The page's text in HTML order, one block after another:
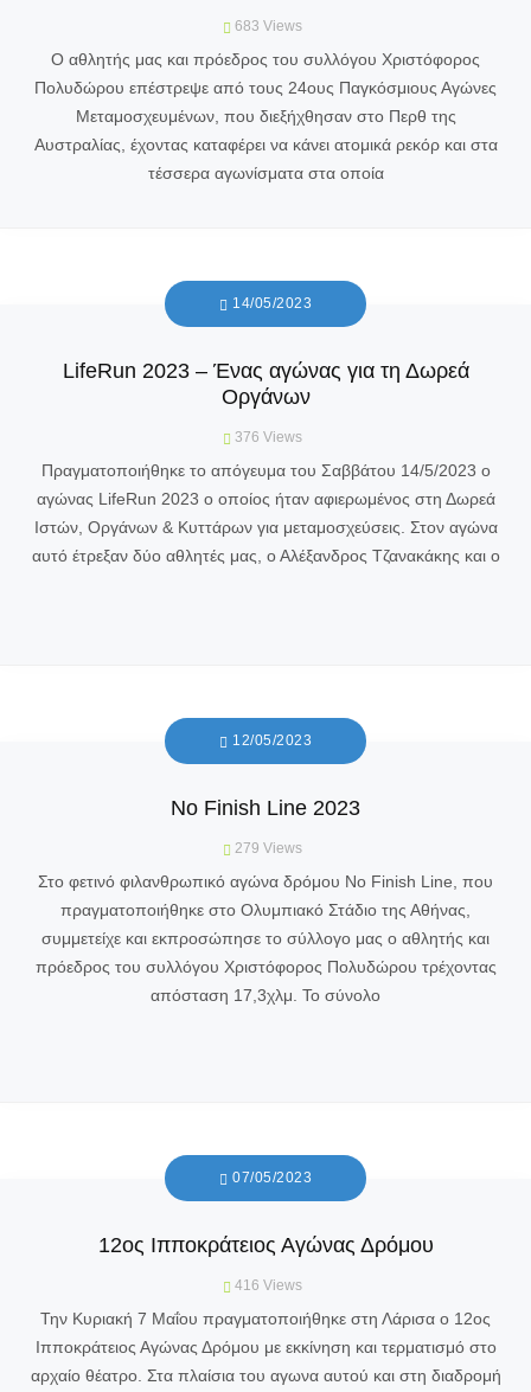
683 Views
O αθλητής μας και πρόεδρος του συλλόγου Χριστόφορος
Πολυδώρου επέστρεψε από τους 24ους Παγκόσμιους Αγώνες
Μεταμοσχευμένων, που διεξήχθησαν στο Περθ της
Αυστραλίας, έχοντας καταφέρει να κάνει ατομικά ρεκόρ και στα
τέσσερα αγωνίσματα στα οποία
14/05/2023
LifeRun 2023 – Ένας αγώνας για τη Δωρεά
Οργάνων
376 Views
Πραγματοποιήθηκε το απόγευμα του Σαββάτου 14/5/2023 ο
αγώνας LifeRun 2023 ο οποίος ήταν αφιερωμένος στη Δωρεά
Ιστών, Οργάνων & Κυττάρων για μεταμοσχεύσεις. Στον αγώνα
αυτό έτρεξαν δύο αθλητές μας, ο Αλέξανδρος Τζανακάκης και ο
12/05/2023
No Finish Line 2023
279 Views
Στο φετινό φιλανθρωπικό αγώνα δρόμου No Finish Line, που
πραγματοποιήθηκε στο Ολυμπιακό Στάδιο της Αθήνας,
συμμετείχε και εκπροσώπησε το σύλλογο μας ο αθλητής και
πρόεδρος του συλλόγου Χριστόφορος Πολυδώρου τρέχοντας
απόσταση 17,3χλμ. Το σύνολο
07/05/2023
12ος Ιπποκράτειος Αγώνας Δρόμου
416 Views
Την Κυριακή 7 Μαΐου πραγματοποιήθηκε στη Λάρισα ο 12ος
Ιπποκράτειος Αγώνας Δρόμου με εκκίνηση και τερματισμό στο
αρχαίο θέατρο. Στα πλαίσια του αγωνα αυτού και στη διαδρομή